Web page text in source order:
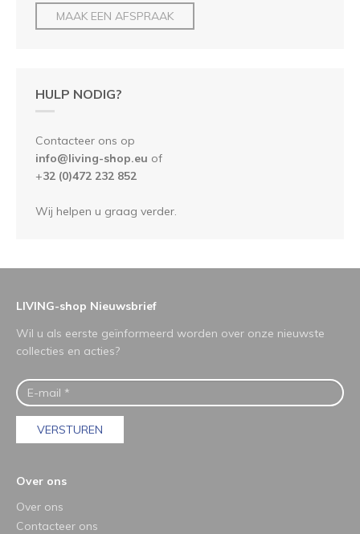
MAAK EEN AFSPRAAK
HULP NODIG?
Contacteer ons op
info@living-shop.eu of
+32 (0)472 232 852
Wij helpen u graag verder.
LIVING-shop Nieuwsbrief
Wil u als eerste geïnformeerd worden over onze nieuwste
collecties en acties?
VERSTUREN
Over ons
Over ons
Contacteer ons